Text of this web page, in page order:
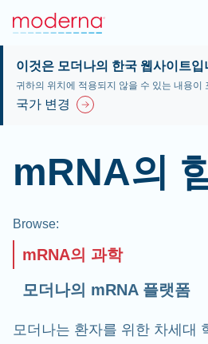
이것은 모더나의 한국 웹사이트입
귀하의 위치에 적용되지 않을 수 있는 내용이
국가 변경
mRNA의
Browse:
mRNA의 과학
모더나의 mRNA 플랫폼
모더나는 환자를 위한 차세대